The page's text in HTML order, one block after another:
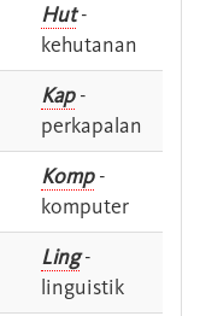
Hut-
kehutanan
Kap-
perkapalan
Komp-
komputer
Ling-
linguistik